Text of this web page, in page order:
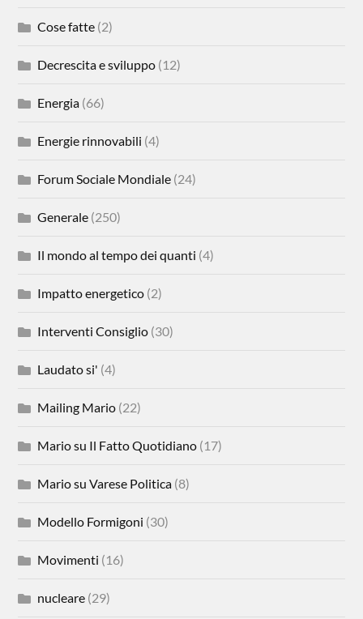
Cose fatte (2)
Decrescita e sviluppo (12)
Energia (66)
Energie rinnovabili (4)
Forum Sociale Mondiale (24)
Generale (250)
Il mondo al tempo dei quanti (4)
Impatto energetico (2)
Interventi Consiglio (30)
Laudato si' (4)
Mailing Mario (22)
Mario su Il Fatto Quotidiano (17)
Mario su Varese Politica (8)
Modello Formigoni (30)
Movimenti (16)
nucleare (29)